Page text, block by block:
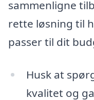
sammenligne
rette løsning til
passer til dit
Husk at
kvalitet og